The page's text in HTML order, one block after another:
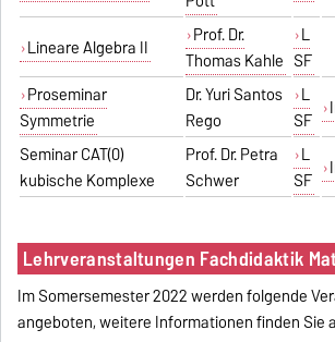
Lineare Algebra II
Prof. Dr.
Thomas Kahle
L
SF
Proseminar
Symmetrie
Dr. Yuri Santos
Rego
L
SF
Seminar CAT(0)
kubische Komplexe
Prof. Dr. Petra
Schwer
L
SF
Lehrveranstaltungen Fachdidaktik
Im Somersemester 2022 werden folgende
angeboten, weitere Informationen finden Sie